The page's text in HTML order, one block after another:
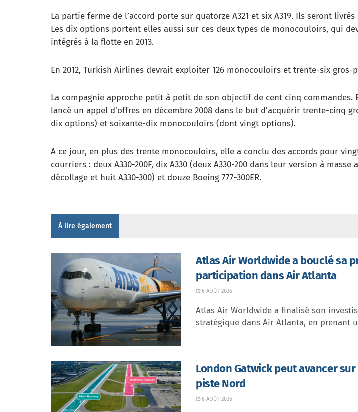
La partie ferme de l’accord porte sur quatorze A321 et six A319. Ils seront livrés
Les dix options portent elles aussi sur ces deux types de monocouloirs, qui
intégrés à la flotte en 2013.
En 2012, Turkish Airlines devrait exploiter 126 monocouloirs et trente-six gros-
La compagnie approche petit à petit de son objectif de cent cinq commandes.
lancé un appel d’offres en décembre 2008 dans le but d’acquérir trente-cinq
dix options) et soixante-dix monocouloirs (dont vingt options).
A ce jour, en plus des trente monocouloirs, elle a conclu des accords pour
courriers : deux A330-200F, dix A330 (deux A330-200 dans leur version à masse
décollage et huit A330-300) et douze Boeing 777-300ER.
À lire également
Atlas Air Worldwide a bouclé sa
participation dans Air Atlanta
6 AOÛT 2026
Atlas Air Worldwide a finalisé son
stratégique dans Air Atlanta, en prenant
London Gatwick peut avancer
piste Nord
6 AOÛT 2026